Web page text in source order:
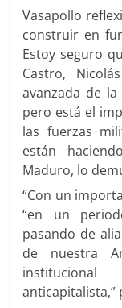
Vasapollo
construir en
Estoy seguro
Castro,
avanzada de
pero está el
las fuerzas
están
Maduro, lo
“Con un
“en un
pasando de
de nuestra
anticapitalista,”